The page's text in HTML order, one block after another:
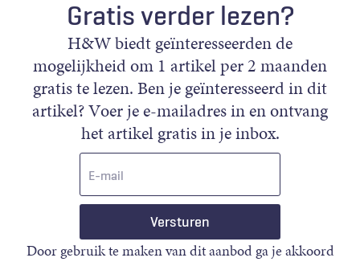
Gratis verder lezen?
H&W biedt geïnteresseerden de
mogelijkheid om 1 artikel per 2 maanden
gratis te lezen. Ben je geïnteresseerd in dit
artikel? Voer je e-mailadres in en ontvang
het artikel gratis in je inbox.
Door gebruik te maken van dit aanbod ga je akkoord